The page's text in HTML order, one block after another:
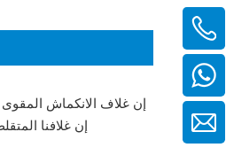
إن غلاف الانكماش المقوى